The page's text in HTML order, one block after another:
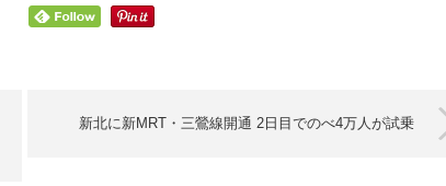
新北に新MRT・三鶯線開通 2日目でのべ4万人が試乗